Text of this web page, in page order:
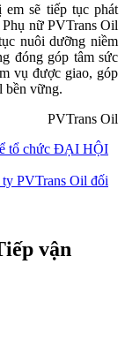
sẽ tiếp tục phát
nữ PVTrans Oil
nuôi dưỡng niềm
đóng góp tâm sức
vụ được giao, góp
bền vững.
PVTrans Oil
tổ chức ĐẠI HỘI
PVTrans Oil đối
vận